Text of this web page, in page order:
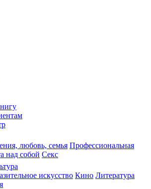
любовь, семья Профессиональная
над собой Секс
искусство Кино Литература